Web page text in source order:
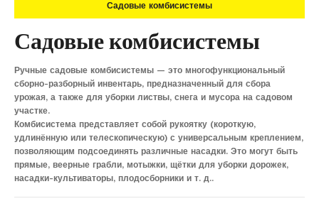
Садовые комбисистемы
Садовые комбисистемы
Ручные садовые комбисистемы — это многофункциональный
сборно-разборный инвентарь, предназначенный для сбора
урожая, а также для уборки листвы, снега и мусора на садовом
участке.
Комбисистема представляет собой рукоятку (короткую,
удлинённую или телескопическую) с универсальным креплением,
позволяющим подсоединять различные насадки. Это могут быть
прямые, веерные грабли, мотыжки, щётки для уборки дорожек,
насадки-культиваторы, плодосборники и т. д..